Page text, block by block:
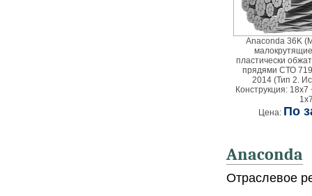
Anaconda 36K
пластически
прядями СТО
2014 (Тип 2.
Конструкция:
Цена: По
Anaconda
Отраслевое